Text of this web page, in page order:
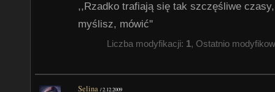
,,Rzadko trafiają się tak szczęśliwe
myślisz, mówić''
Liczba modyfikacji: 1, Ostatnio
Selina /2.12.2009